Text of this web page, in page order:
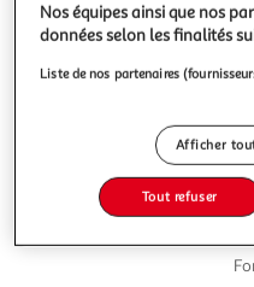
fun en famille ou entre
Vous voulez
Nos équipes ainsi que nos
données selon les finalités
Liste de nos partenaires
Afficher
Tout refuser